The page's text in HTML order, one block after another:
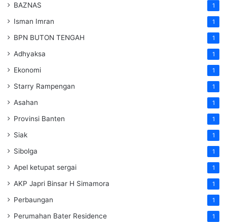
BAZNAS 1
Isman Imran 1
BPN BUTON TENGAH 1
Adhyaksa 1
Ekonomi 1
Starry Rampengan 1
Asahan 1
Provinsi Banten 1
Siak 1
Sibolga 1
Apel ketupat sergai 1
AKP Japri Binsar H Simamora 1
Perbaungan 1
Perumahan Bater Residence 1